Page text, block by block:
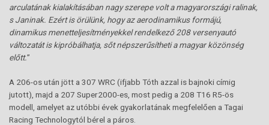
arculatának kialakításában nagy szerepe volt a magyarországi ralinak,
s Janinak. Ezért is örülünk, hogy az aerodinamikus formájú,
dinamikus menetteljesítményekkel rendelkező 208 versenyautó
változatát is kipróbálhatja, sőt népszerűsítheti a magyar közönség
előtt.”
A 206-os után jött a 307 WRC (ifjabb Tóth azzal is bajnoki címig
jutott), majd a 207 Super2000-es, most pedig a 208 T16 R5-ös
modell, amelyet az utóbbi évek gyakorlatának megfelelően a Tagai
Racing Technologytól bérel a páros.